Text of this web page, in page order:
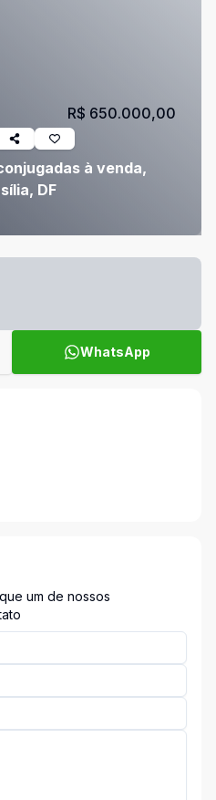
à venda,
DF
R$ 650.000,00
WhatsApp
um de nossos